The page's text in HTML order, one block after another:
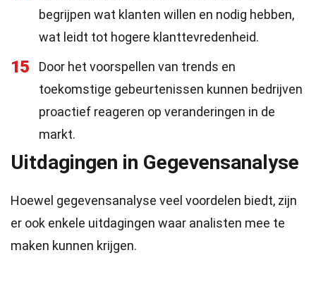
begrijpen wat klanten willen en nodig hebben,
wat leidt tot hogere klanttevredenheid.
15
Door het voorspellen van trends en
toekomstige gebeurtenissen kunnen bedrijven
proactief reageren op veranderingen in de
markt.
Uitdagingen in Gegevensanalyse
Hoewel gegevensanalyse veel voordelen biedt, zijn
er ook enkele uitdagingen waar analisten mee te
maken kunnen krijgen.